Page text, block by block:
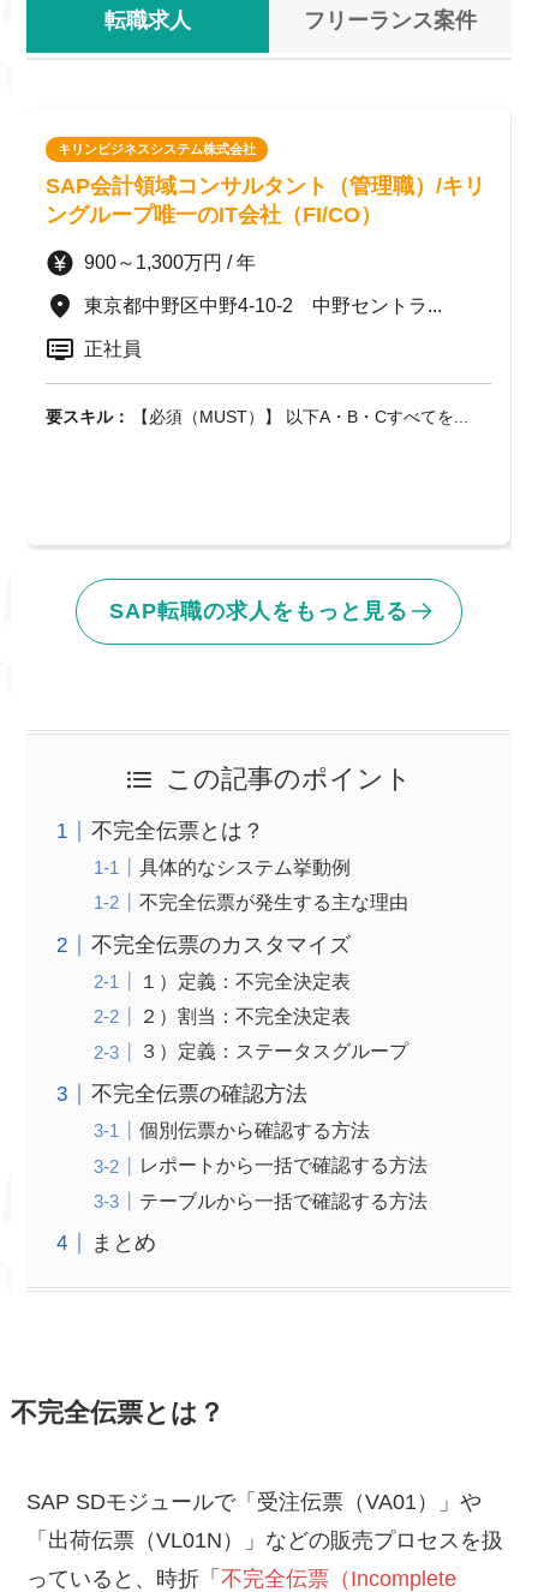
転職求人 フリーランス案件
キリンビジネスシステム株式会社
SAP会計領域コンサルタント（管理職）/キリ
ングループ唯一のIT会社（FI/CO）
900～1,300万円 / 年
東京都中野区中野4-10-2 中野セントラ...
正社員
要スキル： 【必須（MUST）】 以下A・B・Cすべてを...
SAP転職の求人をもっと見る
この記事のポイント
不完全伝票とは？
具体的なシステム挙動例
不完全伝票が発生する主な理由
不完全伝票のカスタマイズ
１）定義：不完全決定表
２）割当：不完全決定表
３）定義：ステータスグループ
不完全伝票の確認方法
個別伝票から確認する方法
レポートから一括で確認する方法
テーブルから一括で確認する方法
まとめ
不完全伝票とは？
SAP SDモジュールで「受注伝票（VA01）」や
「出荷伝票（VL01N）」などの販売プロセスを扱
っていると、時折「不完全伝票（Incomplete